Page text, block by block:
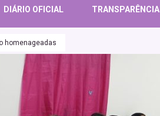
DIÁRIO OFICIAL TRANSPARÊNCIA
homenageadas